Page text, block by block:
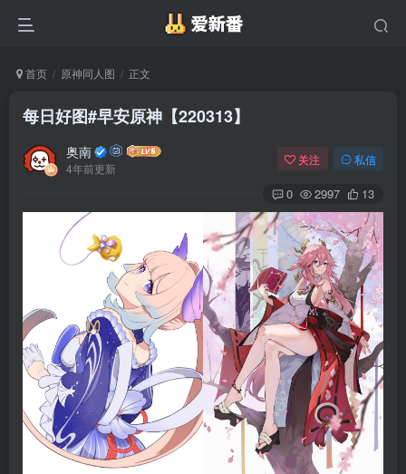
首页 原神同人图 正文
每日好图#早安原神【220313】
奥南
4年前更新
关注 私信
0 2997 13